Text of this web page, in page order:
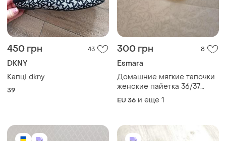
450 грн 43
DKNY
Капці dkny
39
300 грн 8
Esmara
Домашние мягкие тапочки
женские пайетка 36/37
esmara. тапочки домашнее
9328
EU 36 и еще 1